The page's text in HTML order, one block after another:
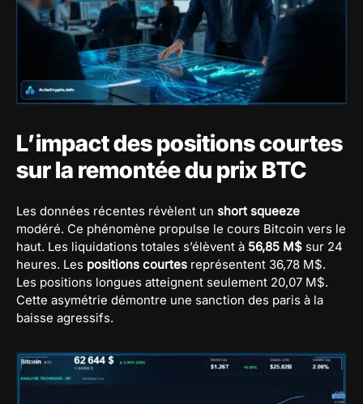
L’impact des positions courtes
sur la remontée du prix BTC
Les données récentes révèlent un short squeeze
modéré. Ce phénomène propulse le cours Bitcoin vers le
haut. Les liquidations totales s’élèvent à 56,85 M$ sur 24
heures. Les positions courtes représentent 36,78 M$.
Les positions longues atteignent seulement 20,07 M$.
Cette asymétrie démontre une sanction des paris à la
baisse agressifs.